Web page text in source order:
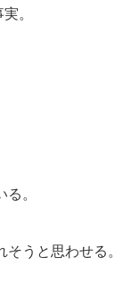
。
。
うと思わせる。